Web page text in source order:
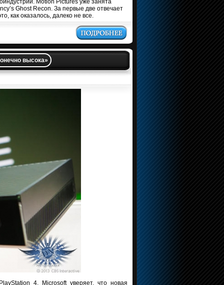
Motion Pictures уже занята
Ghost Recon. За первые две отвечает
как оказалось, далеко не все.
высока»
4, Microsoft уверяет, что новая